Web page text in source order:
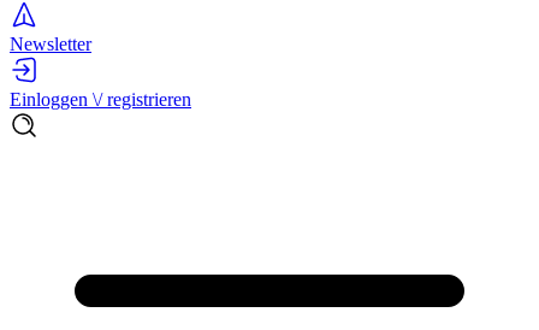
Newsletter
Einloggen \/ registrieren